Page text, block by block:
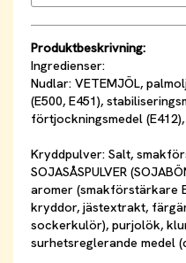
Produktbeskrivning:
Ingredienser:
Nudlar: VETEMJÖL,
(E500, E451),
förtjockningsmedel
Kryddpulver: Salt,
SOJASÅSPULVER
aromer (smakförstärkare
kryddor, jästextrakt,
sockerkulör), purjolök,
surhetsreglerande medel